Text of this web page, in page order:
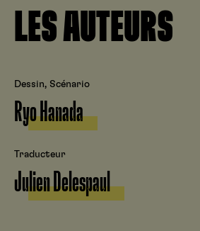
LES AUTEURS
Dessin, Scénario
Ryo Hanada
Traducteur
Julien Delespaul